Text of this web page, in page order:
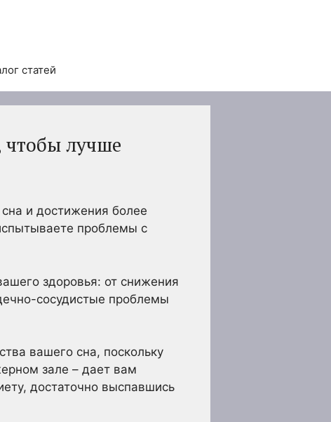
статей
чтобы лучше
и достижения более
проблемы с
здоровья: от снижения
сосудистые проблемы
вашего сна, поскольку
зале – дает вам
достаточно выспавшись